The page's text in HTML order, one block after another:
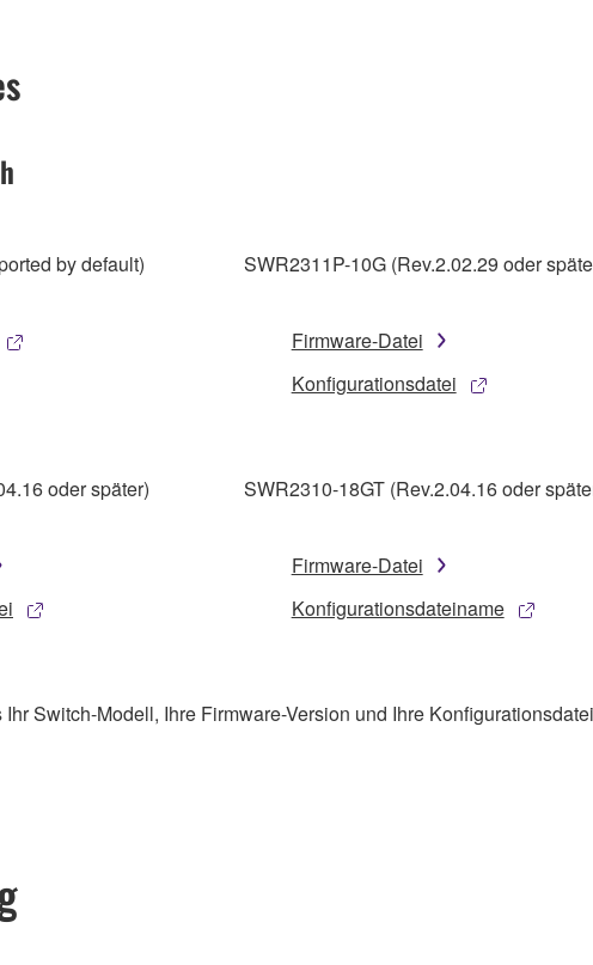
by default) SWR2311P-10G (Rev.2.02.29 oder
Firmware-Datei
Konfigurationsdatei
oder später) SWR2310-18GT (Rev.2.04.16 oder
Firmware-Datei
Konfigurationsdateiname
Switch-Modell, Ihre Firmware-Version und Ihre